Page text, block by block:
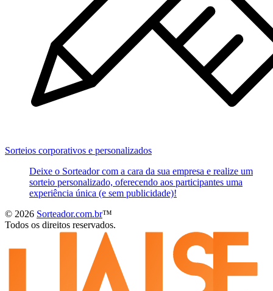
Sorteios corporativos e personalizados
Deixe o Sorteador com a cara da sua empresa e realize um
sorteio personalizado, oferecendo aos participantes uma
experiência única (e sem publicidade)!
© 2026 Sorteador.com.br™
Todos os direitos reservados.